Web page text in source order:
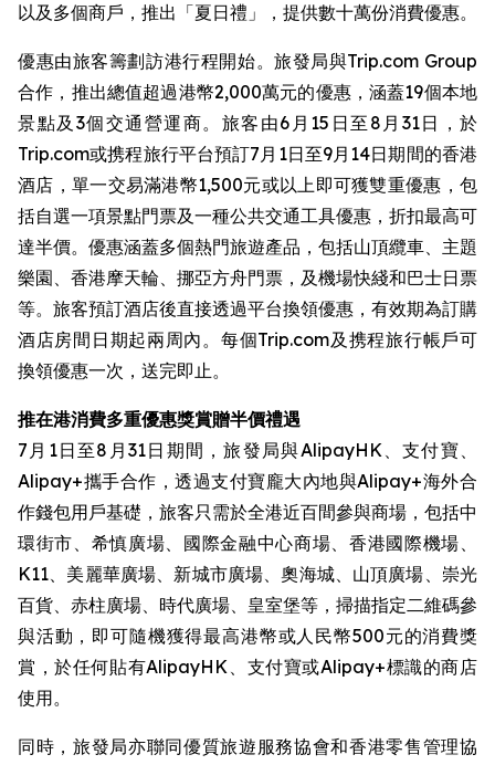
以及多個商戶，推出「夏日禮」，提供數十萬份消費優惠。
優惠由旅客籌劃訪港行程開始。旅發局與Trip.com Group
合作，推出總值超過港幣2,000萬元的優惠，涵蓋19個本地
景點及3個交通營運商。旅客由6月15日至8月31日，於
Trip.com或携程旅行平台預訂7月1日至9月14日期間的香港
酒店，單一交易滿港幣1,500元或以上即可獲雙重優惠，包
括自選一項景點門票及一種公共交通工具優惠，折扣最高可
達半價。優惠涵蓋多個熱門旅遊產品，包括山頂纜車、主題
樂園、香港摩天輪、挪亞方舟門票，及機場快綫和巴士日票
等。旅客預訂酒店後直接透過平台換領優惠，有效期為訂購
酒店房間日期起兩周內。每個Trip.com及携程旅行帳戶可
換領優惠一次，送完即止。
推在港消費多重優惠獎賞贈半價禮遇
7月1日至8月31日期間，旅發局與AlipayHK、支付寶、
Alipay+攜手合作，透過支付寶龐大內地與Alipay+海外合
作錢包用戶基礎，旅客只需於全港近百間參與商場，包括中
環街市、希慎廣場、國際金融中心商場、香港國際機場、
K11、美麗華廣場、新城市廣場、奧海城、山頂廣場、崇光
百貨、赤柱廣場、時代廣場、皇室堡等，掃描指定二維碼參
與活動，即可隨機獲得最高港幣或人民幣500元的消費獎
賞，於任何貼有AlipayHK、支付寶或Alipay+標識的商店
使用。
同時，旅發局亦聯同優質旅遊服務協會和香港零售管理協